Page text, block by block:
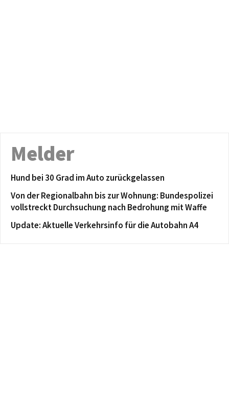
Melder
Hund bei 30 Grad im Auto zurückgelassen
Von der Regionalbahn bis zur Wohnung: Bundespolizei
vollstreckt Durchsuchung nach Bedrohung mit Waffe
Update: Aktuelle Verkehrsinfo für die Autobahn A4